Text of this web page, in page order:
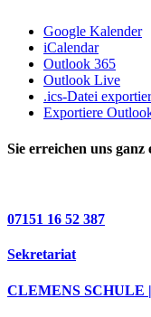
Google Kalender
iCalendar
Outlook 365
Outlook Live
.ics-Datei
Exportiere
Sie erreichen uns ganz
07151 16 52 387
Sekretariat
CLEMENS SCHULE |